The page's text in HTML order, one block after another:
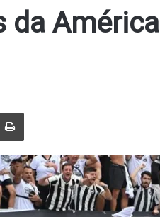
da América
e-mail Imprimir